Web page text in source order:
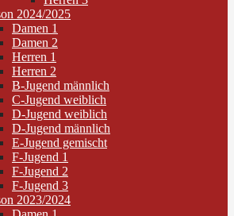
2024/2025
Damen 1
Damen 2
Herren 1
Herren 2
B-Jugend männlich
C-Jugend weiblich
D-Jugend weiblich
D-Jugend männlich
E-Jugend gemischt
F-Jugend 1
F-Jugend 2
F-Jugend 3
2023/2024